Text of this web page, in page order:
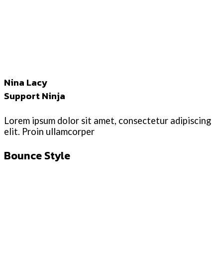
Nina Lacy
Support Ninja
Lorem ipsum dolor sit amet, consectetur adipiscing
elit. Proin ullamcorper
Bounce Style